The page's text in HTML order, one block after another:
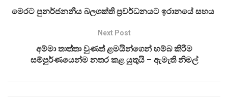
මෙරට පුනර්ජනනීය බලශක්ති ප්‍රවර්ධනයට ඉරානයේ සහය
Next Post
අම්මා තාත්තා වුණත් ළමයින්ගෙන් හම්බ කිරීම
සම්පුර්ණයෙන්ම නතර කළ යුතුයි – ඇමැති නිමල්